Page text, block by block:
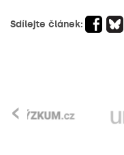
Sdílejte článek:
‹